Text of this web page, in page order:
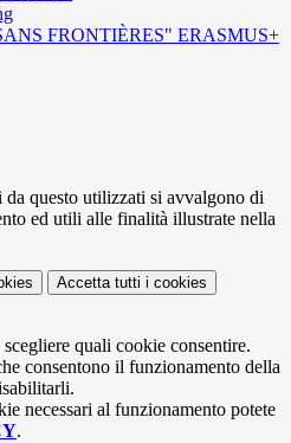
FRONTIÈRES" ERASMUS+
questo utilizzati si avvalgono di
ed utili alle finalità illustrate nella
Accetta tutti i cookies
quali cookie consentire.
consentono il funzionamento della
necessari al funzionamento potete
.